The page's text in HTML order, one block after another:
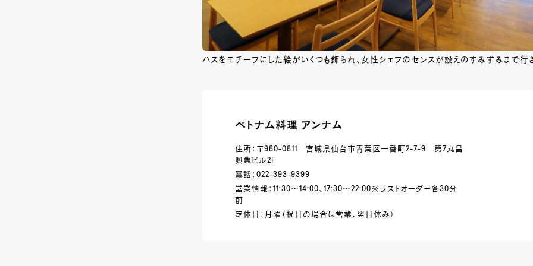
ハスをモチーフにした絵がいくつも飾られ、女性シェフのセンスが設えのすみずみまで行
ベトナム料理 アンナム
住所：〒980-0811 宮城県仙台市青葉区一番町2-7-9 第7丸昌
興業ビル2F
電話：022-393-9399
営業情報：11:30～14:00、17:30～22:00※ラストオーダー各30分
前
定休日：月曜（祝日の場合は営業、翌日休み）